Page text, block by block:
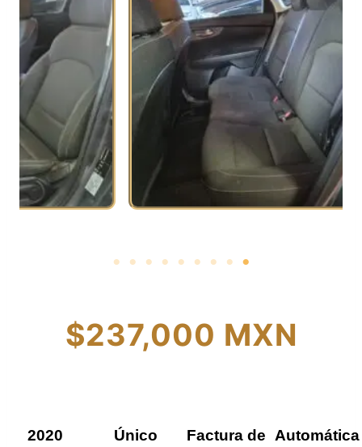
$237,000 MXN
2020
Único
Factura de
Automática